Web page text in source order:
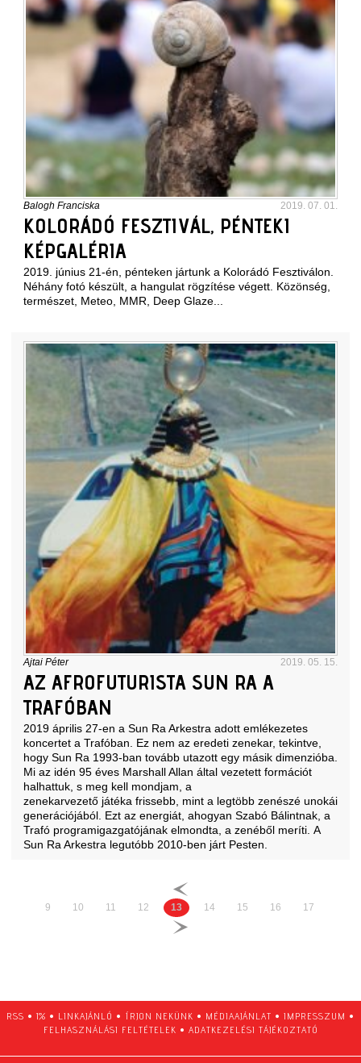
Balogh Franciska 2019. 07. 01.
KOLORÁDÓ FESZTIVÁL, PÉNTEKI
KÉPGALÉRIA
2019. június 21-én, pénteken jártunk a Kolorádó Fesztiválon.
Néhány fotó készült, a hangulat rögzítése végett. Közönség,
természet, Meteo, MMR, Deep Glaze...
Ajtai Péter 2019. 05. 15.
AZ AFROFUTURISTA SUN RA A
TRAFÓBAN
2019 április 27-en a Sun Ra Arkestra adott emlékezetes
koncertet a Trafóban. Ez nem az eredeti zenekar, tekintve,
hogy Sun Ra 1993-ban tovább utazott egy másik dimenzióba.
Mi az idén 95 éves Marshall Allan által vezetett formációt
halhattuk, s meg kell mondjam, a
zenekarvezető játéka frissebb, mint a legtöbb zenészé unokái
generációjából. Ezt az energiát, ahogyan Szabó Bálintnak, a
Trafó programigazgatójának elmondta, a zenéből meríti. A
Sun Ra Arkestra legutóbb 2010-ben járt Pesten.
9 10 11 12 13 14 15 16 17
RSS • 1% • LINKAJÁNLÓ • ÍRJON NEKÜNK • MÉDIAAJÁNLAT • IMPRESSZUM •
FELHASZNÁLÁSI FELTÉTELEK • ADATKEZELÉSI TÁJÉKOZTATÓ